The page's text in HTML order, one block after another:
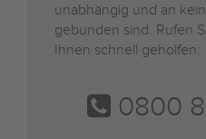
unabhängig und an
gebunden sind. Rufen
Ihnen schnell geholfen:
0800